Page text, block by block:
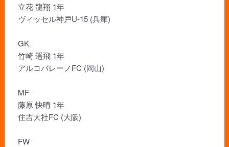
立花 龍翔 1年
ヴィッセル神戸U-15 (兵庫)
GK
竹崎 遥飛 1年
アルコバレーノFC (岡山)
MF
藤原 快晴 1年
住吉大社FC (大阪)
FW